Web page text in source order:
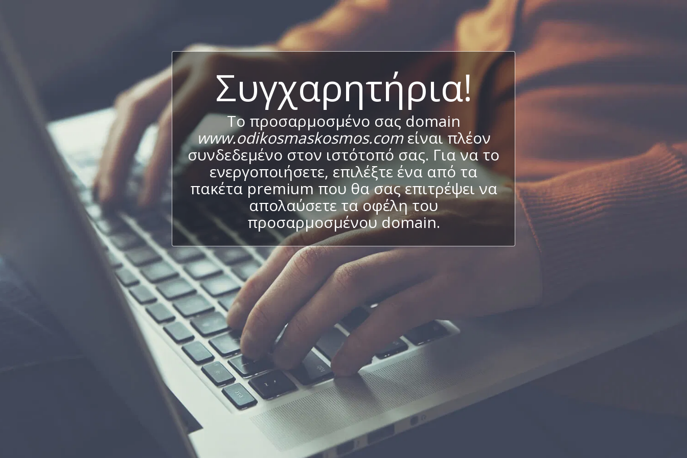
Συγχαρητήρια!
Το προσαρμοσμένο σας domain
www.odikosmaskosmos.comείναι πλέον
συνδεδεμένο στον ιστότοπό σας. Για να το
ενεργοποιήσετε, επιλέξτε ένα από τα
πακέτα premium που θα σας επιτρέψει να
απολαύσετε τα οφέλη του
προσαρμοσμένου domain.